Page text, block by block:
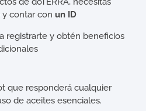
y contar con un ID
registrarte y obtén beneficios
que responderá cualquier
de aceites esenciales.